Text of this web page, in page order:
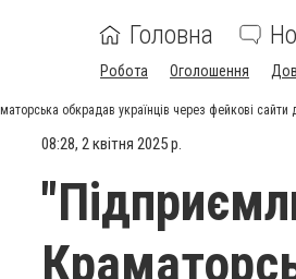
Головна
Робота Оголошення
обкрадав українців через фейкові сайти
08:28, 2 квітня 2025 р.